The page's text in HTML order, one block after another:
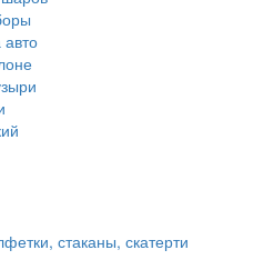
стаканы, скатерти